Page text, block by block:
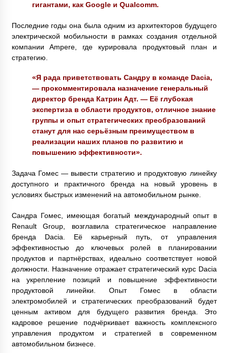
гигантами, как Google и Qualcomm.
Последние годы она была одним из архитекторов будущего
электрической мобильности в рамках создания отдельной
компании Ampere, где курировала продуктовый план и
стратегию.
«Я рада приветствовать Сандру в команде Dacia,
— прокомментировала назначение генеральный
директор бренда Катрин Адт. — Её глубокая
экспертиза в области продуктов, отличное знание
группы и опыт стратегических преобразований
станут для нас серьёзным преимуществом в
реализации наших планов по развитию и
повышению эффективности».
Задача Гомес — вывести стратегию и продуктовую линейку
доступного и практичного бренда на новый уровень в
условиях быстрых изменений на автомобильном рынке.
Сандра Гомес, имеющая богатый международный опыт в
Renault Group, возглавила стратегическое направление
бренда Dacia. Её карьерный путь, от управления
эффективностью до ключевых ролей в планировании
продуктов и партнёрствах, идеально соответствует новой
должности. Назначение отражает стратегический курс Dacia
на укрепление позиций и повышение эффективности
продуктовой линейки. Опыт Гомес в области
электромобилей и стратегических преобразований будет
ценным активом для будущего развития бренда. Это
кадровое решение подчёркивает важность комплексного
управления продуктом и стратегией в современном
автомобильном бизнесе.